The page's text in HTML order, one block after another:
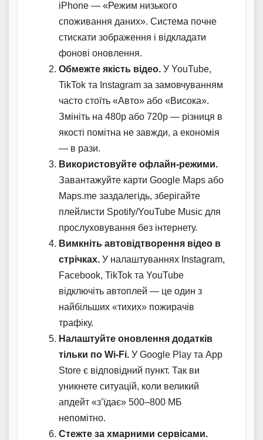
iPhone — «Режим низького
споживання даних». Система почне
стискати зображення і відкладати
фонові оновлення.
Обмежте якість відео. У YouTube,
TikTok та Instagram за замовчуванням
часто стоїть «Авто» або «Висока».
Змініть на 480p або 720p — різниця в
якості помітна не завжди, а економія
— в рази.
Використовуйте офлайн-режими.
Завантажуйте карти Google Maps або
Maps.me заздалегідь, зберігайте
плейлисти Spotify/YouTube Music для
прослуховування без інтернету.
Вимкніть автовідтворення відео в
стрічках. У налаштуваннях Instagram,
Facebook, TikTok та YouTube
відключіть автоплей — це один з
найбільших «тихих» пожирачів
трафіку.
Налаштуйте оновлення додатків
тільки по Wi-Fi. У Google Play та App
Store є відповідний пункт. Так ви
уникнете ситуацій, коли великий
апдейт «з’їдає» 500–800 МБ
непомітно.
Стежте за хмарними сервісами.